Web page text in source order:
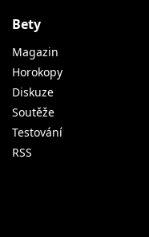
Bety
Magazin
Horokopy
Diskuze
Soutěže
Testování
RSS